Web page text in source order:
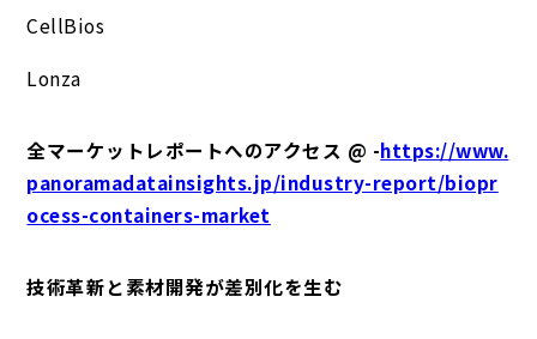
CellBios
Lonza
全マーケットレポートへのアクセス @ -https://www.
panoramadatainsights.jp/industry-report/biopr
ocess-containers-market
技術革新と素材開発が差別化を生む